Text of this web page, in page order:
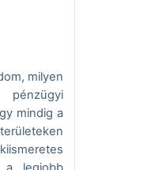
milyen
mindig a